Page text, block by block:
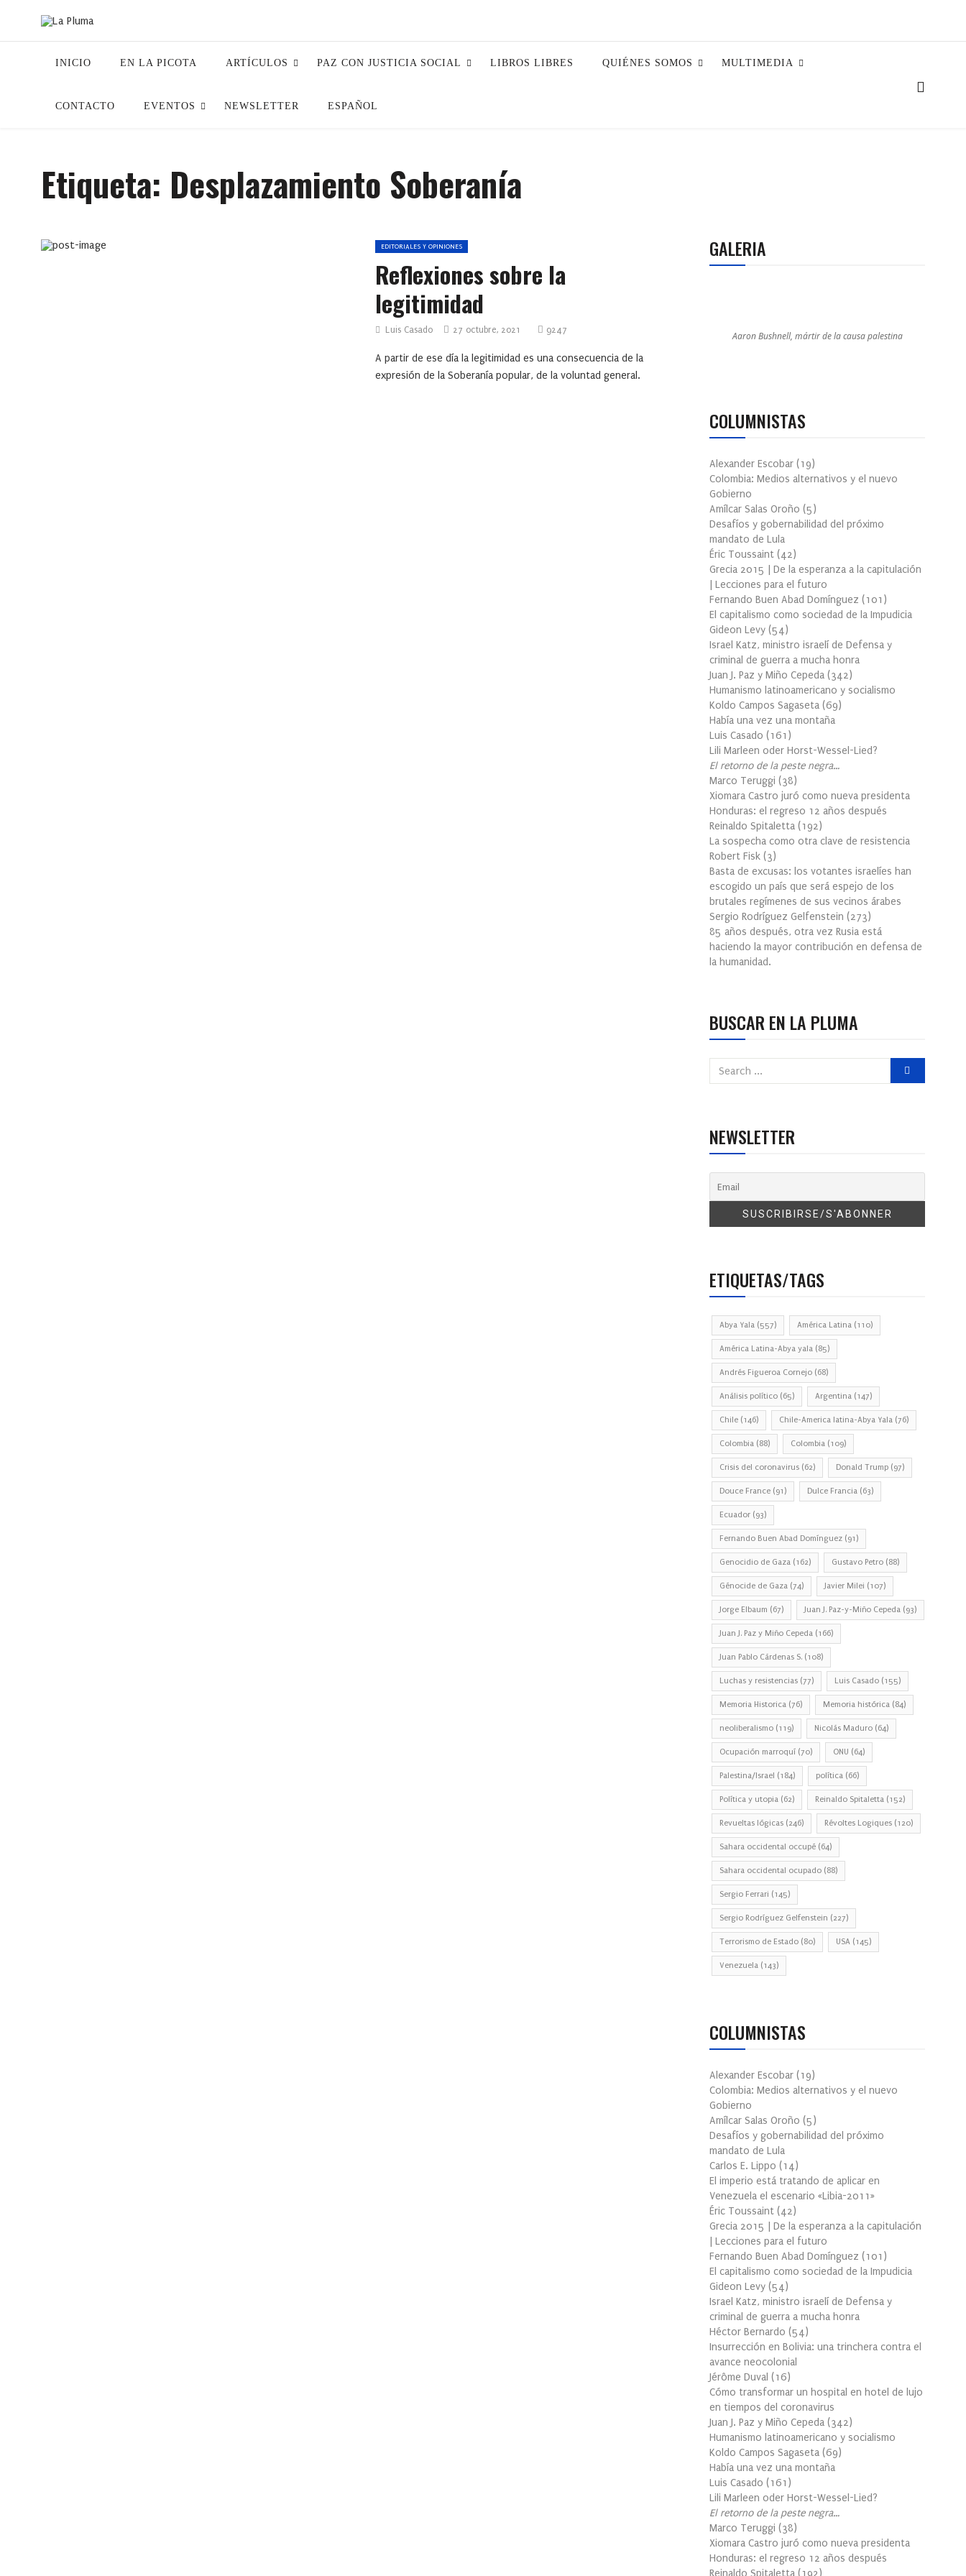
INICIO EN LA PICOTA ARTÍCULOS PAZ CON JUSTICIA SOCIAL LIBROS LIBRES QUIÉNES SOMOS MULTIMEDIA
CONTACTO EVENTOS NEWSLETTER ESPAÑOL
Etiqueta: Desplazamiento Soberanía
EDITORIALES Y OPINIONES
Reflexiones sobre la
legitimidad
Luis Casado 27 octubre, 2021 9247
A partir de ese día la legitimidad es una consecuencia de la
expresión de la Soberanía popular, de la voluntad general.
GALERIA
Aaron Bushnell, mártir de la causa palestina
COLUMNISTAS
Alexander Escobar (19)
Colombia: Medios alternativos y el nuevo
Gobierno
Amílcar Salas Oroño (5)
Desafíos y gobernabilidad del próximo
mandato de Lula
Éric Toussaint (42)
Grecia 2015 | De la esperanza a la capitulación
| Lecciones para el futuro
Fernando Buen Abad Domínguez (101 )
El capitalismo como sociedad de la Impudicia
Gideon Levy (54)
Israel Katz, ministro israelí de Defensa y
criminal de guerra a mucha honra
Juan J. Paz y Miño Cepeda (342)
Humanismo latinoamericano y socialismo
Koldo Campos Sagaseta (69)
Había una vez una montaña
Luis Casado (161 )
Lili Marleen oder Horst-Wessel-Lied?
El retorno de la peste negra…
Marco Teruggi (38)
Xiomara Castro juró como nueva presidenta
Honduras: el regreso 12 años después
Reinaldo Spitaletta (192)
La sospecha como otra clave de resistencia
Robert Fisk (3)
Basta de excusas: los votantes israelíes han
escogido un país que será espejo de los
brutales regímenes de sus vecinos árabes
Sergio Rodríguez Gelfenstein (273)
85 años después, otra vez Rusia está
haciendo la mayor contribución en defensa de
la humanidad.
BUSCAR EN LA PLUMA
NEWSLETTER
ETIQUETAS/TAGS
Abya Yala (557) América Latina (110)
América Latina-Abya yala (85)
Andrés Figueroa Cornejo (68)
Análisis político (65) Argentina (147)
Chile (146) Chile-America latina-Abya Yala (76)
Colombia (88) Colombia (109)
Crisis del coronavirus (62) Donald Trump (97)
Douce France (91) Dulce Francia (63)
Ecuador (93)
Fernando Buen Abad Domínguez (91)
Genocidio de Gaza (162) Gustavo Petro (88)
Génocide de Gaza (74) Javier Milei (107)
Jorge Elbaum (67) Juan J. Paz-y-Miño Cepeda (93)
Juan J. Paz y Miño Cepeda (166)
Juan Pablo Cárdenas S. (108)
Luchas y resistencias (77) Luis Casado (155)
Memoria Historica (76) Memoria histórica (84)
neoliberalismo (119) Nicolás Maduro (64)
Ocupación marroquí (70) ONU (64)
Palestina/Israel (184) política (66)
Política y utopia (62) Reinaldo Spitaletta (152)
Revueltas lógicas (246) Révoltes Logiques (120)
Sahara occidental occupé (64)
Sahara occidental ocupado (88)
Sergio Ferrari (145)
Sergio Rodríguez Gelfenstein (227)
Terrorismo de Estado (80) USA (145)
Venezuela (143)
COLUMNISTAS
Alexander Escobar (19)
Colombia: Medios alternativos y el nuevo
Gobierno
Amílcar Salas Oroño (5)
Desafíos y gobernabilidad del próximo
mandato de Lula
Carlos E. Lippo (14)
El imperio está tratando de aplicar en
Venezuela el escenario «Libia-2011»
Éric Toussaint (42)
Grecia 2015 | De la esperanza a la capitulación
| Lecciones para el futuro
Fernando Buen Abad Domínguez (101 )
El capitalismo como sociedad de la Impudicia
Gideon Levy (54)
Israel Katz, ministro israelí de Defensa y
criminal de guerra a mucha honra
Héctor Bernardo (54)
Insurrección en Bolivia: una trinchera contra el
avance neocolonial
Jérôme Duval (16)
Cómo transformar un hospital en hotel de lujo
en tiempos del coronavirus
Juan J. Paz y Miño Cepeda (342)
Humanismo latinoamericano y socialismo
Koldo Campos Sagaseta (69)
Había una vez una montaña
Luis Casado (161 )
Lili Marleen oder Horst-Wessel-Lied?
El retorno de la peste negra…
Marco Teruggi (38)
Xiomara Castro juró como nueva presidenta
Honduras: el regreso 12 años después